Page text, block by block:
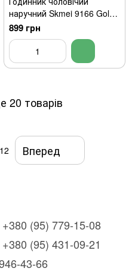
наручний Skmei 9166 Gold
blue оригінал
899 грн
20 товарів
Вперед
+380 (95) 779-15-08
+380 (95) 431-09-21
43-66